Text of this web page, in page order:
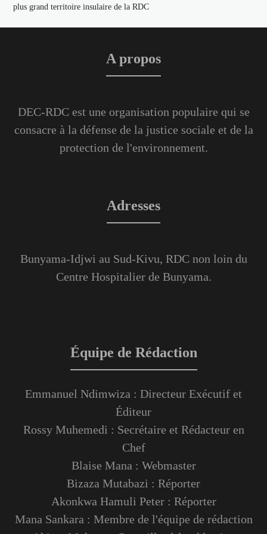
plus grand territoire insulaire de la RDC
A propos
DEC-RDC est une organisation populaire qui se
consacre à la défense de la justice sociale et de la
protection de l'environnement.
Adresses
Bunyama-Idjwi au Sud-Kivu, RDC non loin du
Centre Hospitalier de Bunyama.
Équipe de Rédaction
Emmanuel Ndimwiza : Directeur Exécutif et
Éditeur
Rossy Muhemedi : Secrétaire et Rédacteur en
Chef
Blaise Mana : Webmaster
Bizaza Mutabazi : Réporter
Akonkwa Hamuli Peter : Réporter
Mana Sankara : Membre de l'équipe de rédaction